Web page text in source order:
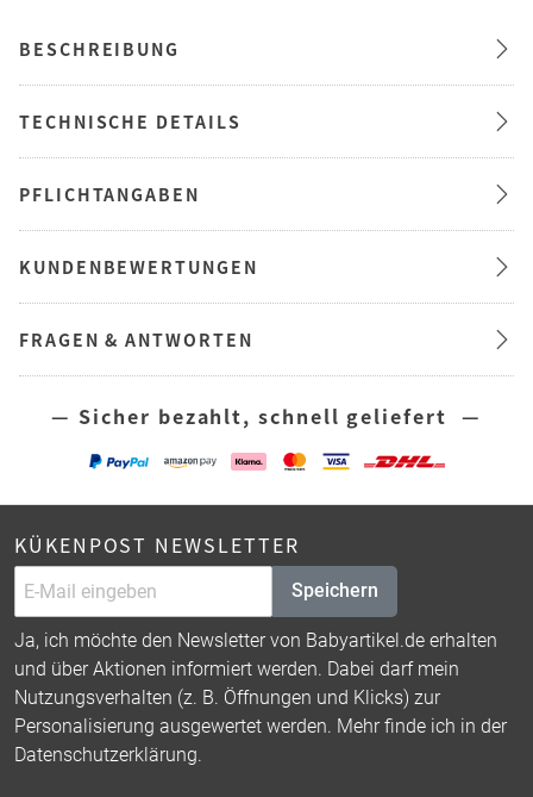
BESCHREIBUNG
TECHNISCHE DETAILS
PFLICHTANGABEN
KUNDENBEWERTUNGEN
FRAGEN & ANTWORTEN
— Sicher bezahlt, schnell geliefert —
KÜKENPOST NEWSLETTER
Speichern
Ja, ich möchte den Newsletter von Babyartikel.de erhalten
und über Aktionen informiert werden. Dabei darf mein
Nutzungsverhalten (z. B. Öffnungen und Klicks) zur
Personalisierung ausgewertet werden. Mehr finde ich in der
Datenschutzerklärung.